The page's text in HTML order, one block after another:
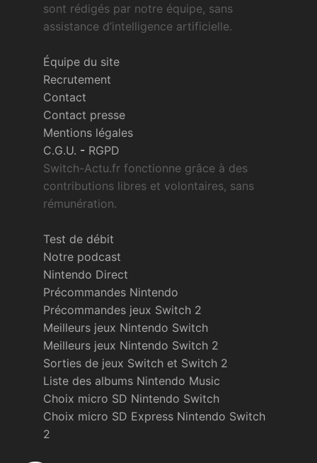
sont rédigés par notre équipe, sans
assistance d’intelligence artificielle.
Équipe du site
Recrutement
Contact
Contact presse
Mentions légales
C.G.U. - RGPD
Switch-Actu.fr fonctionne grâce à des
contributions libres et volontaires, sans
rémunération.
Test de débit
Notre podcast
Nintendo Direct
Précommandes Nintendo
Précommandes jeux Switch 2
Meilleurs jeux Nintendo Switch
Meilleurs jeux Nintendo Switch 2
Sorties de jeux Switch et Switch 2
Liste des albums Nintendo Music
Choix micro SD Nintendo Switch
Choix micro SD Express Nintendo Switch
2